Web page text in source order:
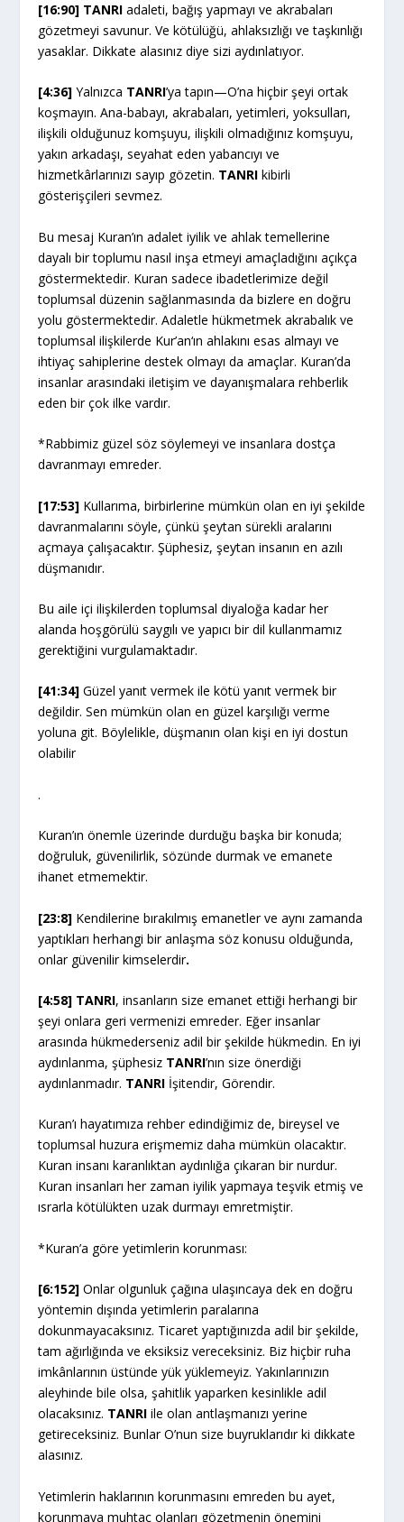
[16:90] TANRIadaleti, bağış yapmayı ve akrabaları
gözetmeyi savunur. Ve kötülüğü, ahlaksızlığı ve taşkınlığı
yasaklar. Dikkate alasınız diye sizi aydınlatıyor.
[4:36]Yalnızca TANRI’ya tapın—O’na hiçbir şeyi ortak
koşmayın. Ana-babayı, akrabaları, yetimleri, yoksulları,
ilişkili olduğunuz komşuyu, ilişkili olmadığınız komşuyu,
yakın arkadaşı, seyahat eden yabancıyı ve
hizmetkârlarınızı sayıp gözetin. TANRIkibirli
gösterişçileri sevmez.
Bu mesaj Kuran’ın adalet iyilik ve ahlak temellerine
dayalı bir toplumu nasıl inşa etmeyi amaçladığını açıkça
göstermektedir. Kuran sadece ibadetlerimize değil
toplumsal düzenin sağlanmasında da bizlere en doğru
yolu göstermektedir. Adaletle hükmetmek akrabalık ve
toplumsal ilişkilerde Kur’an‘ın ahlakını esas almayı ve
ihtiyaç sahiplerine destek olmayı da amaçlar. Kuran’da
insanlar arasındaki iletişim ve dayanışmalara rehberlik
eden bir çok ilke vardır.
*Rabbimiz güzel söz söylemeyi ve insanlara dostça
davranmayı emreder.
[17:53] Kullarıma, birbirlerine mümkün olan en iyi şekilde
davranmalarını söyle, çünkü şeytan sürekli aralarını
açmaya çalışacaktır. Şüphesiz, şeytan insanın en azılı
düşmanıdır.
Bu aile içi ilişkilerden toplumsal diyaloğa kadar her
alanda hoşgörülü saygılı ve yapıcı bir dil kullanmamız
gerektiğini vurgulamaktadır.
[41:34]Güzel yanıt vermek ile kötü yanıt vermek bir
değildir. Sen mümkün olan en güzel karşılığı verme
yoluna git. Böylelikle, düşmanın olan kişi en iyi dostun
olabilir
.
Kuran’ın önemle üzerinde durduğu başka bir konuda;
doğruluk, güvenilirlik, sözünde durmak ve emanete
ihanet etmemektir.
[23:8] Kendilerine bırakılmış emanetler ve aynı zamanda
yaptıkları herhangi bir anlaşma söz konusu olduğunda,
onlar güvenilir kimselerdir.
[4:58] TANRI, insanların size emanet ettiği herhangi bir
şeyi onlara geri vermenizi emreder. Eğer insanlar
arasında hükmederseniz adil bir şekilde hükmedin. En iyi
aydınlanma, şüphesiz TANRI’nın size önerdiği
aydınlanmadır. TANRI İşitendir, Görendir.
Kuran’ı hayatımıza rehber edindiğimiz de, bireysel ve
toplumsal huzura erişmemiz daha mümkün olacaktır.
Kuran insanı karanlıktan aydınlığa çıkaran bir nurdur.
Kuran insanları her zaman iyilik yapmaya teşvik etmiş ve
ısrarla kötülükten uzak durmayı emretmiştir.
*Kuran’a göre yetimlerin korunması:
[6:152]Onlar olgunluk çağına ulaşıncaya dek en doğru
yöntemin dışında yetimlerin paralarına
dokunmayacaksınız. Ticaret yaptığınızda adil bir şekilde,
tam ağırlığında ve eksiksiz vereceksiniz. Biz hiçbir ruha
imkânlarının üstünde yük yüklemeyiz. Yakınlarınızın
aleyhinde bile olsa, şahitlik yaparken kesinlikle adil
olacaksınız. TANRIile olan antlaşmanızı yerine
getireceksiniz. Bunlar O’nun size buyruklarıdır ki dikkate
alasınız.
Yetimlerin haklarının korunmasını emreden bu ayet,
korunmaya muhtaç olanları gözetmenin önemini